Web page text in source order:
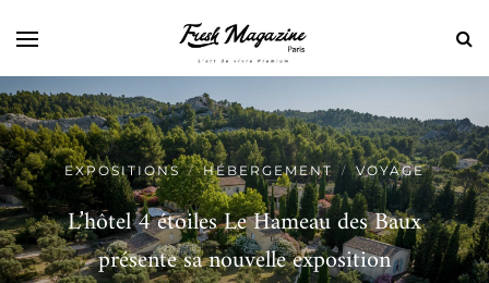
EXPOSITIONS / HÉBERGEMENT / VOYAGE
L’hôtel 4 étoiles Le Hameau des Baux
présente sa nouvelle exposition